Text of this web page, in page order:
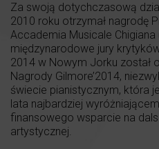
Za swoją dotychczasową
2010 roku otrzymał nagrodę
Accademia Musicale
międzynarodowe jury
2014 w Nowym Jorku został
Nagrody Gilmore’2014,
świecie pianistycznym, która
lata najbardziej
finansowego wsparcie na
artystycznej.